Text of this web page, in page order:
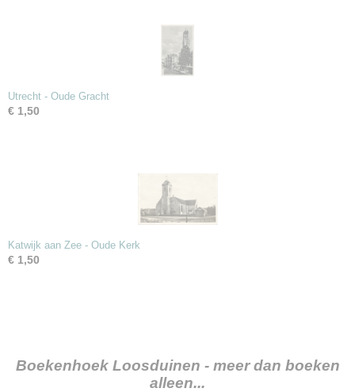
Utrecht - Oude Gracht
€ 1,50
Katwijk aan Zee - Oude Kerk
€ 1,50
Boekenhoek Loosduinen - meer dan boeken
alleen...